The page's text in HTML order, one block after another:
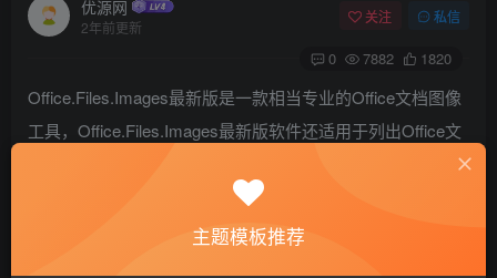
优源网
2年前更新
关注 私信
0 7882 1820
Office.Files.Images最新版是一款相当专业的Office文档图像
工具，Office.Files.Images最新版软件还适用于列出Office文
用!Office.Files.Images支持所有新的Office格式。
主题模板推荐